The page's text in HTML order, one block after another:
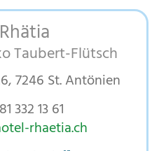
Taubert-Flütsch
7246 St. Antönien
332 13 61
rhaetia.ch